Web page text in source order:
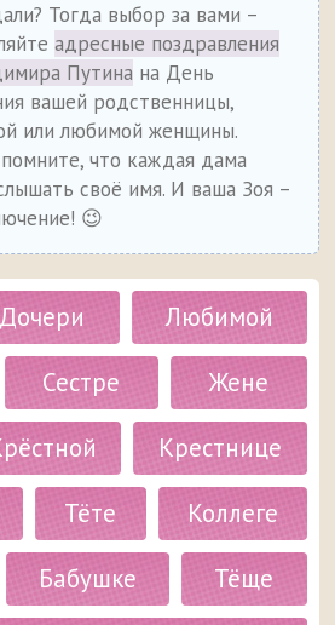
Тогда выбор за вами –
адресные поздравления
Путина на День
вашей родственницы,
или любимой женщины.
что каждая дама
своё имя. И ваша Зоя –
😉
Дочери
Любимой
Сестре
Жене
Крестнице
Тёте
Коллеге
Бабушке
Тёще